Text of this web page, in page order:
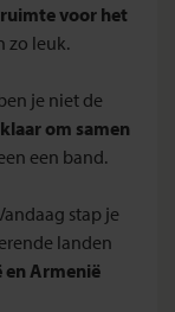
voor het
zo leuk.
je niet de
klaar om samen
een band.
stap je
landen
en Armenië